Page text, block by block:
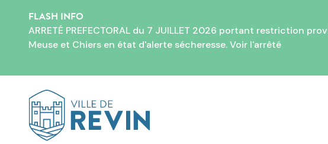
FLASH INFO
ARRETÉ PREFECTORAL du 7 JUILLET 2026 portant restriction
Meuse et Chiers en état d'alerte sécheresse. Voir l'arrêté